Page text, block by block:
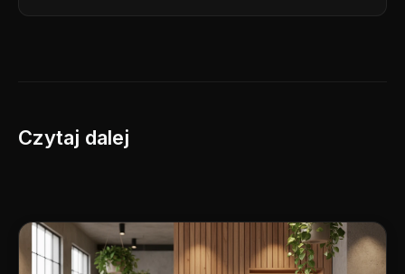
Czytaj dalej